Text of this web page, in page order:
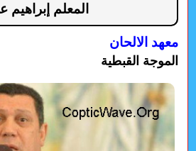
المعلم إبراهيم
معهد الالحان
الموجة القبطية